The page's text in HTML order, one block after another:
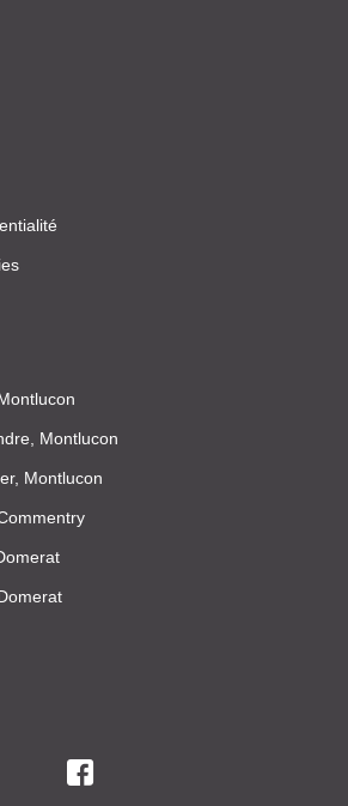
Montlucon
Montlucon